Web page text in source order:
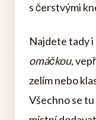
s čerstvými
Najdete tady i
omáčkou,
zelím nebo
Všechno se